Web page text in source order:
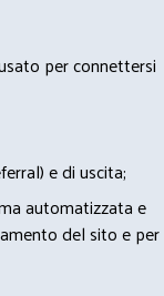
per connettersi
e di uscita;
automatizzata e
del sito e per